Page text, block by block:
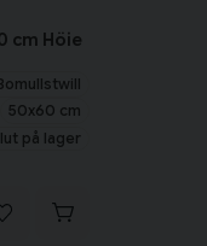
cm Höie
50x60 cm
på lager